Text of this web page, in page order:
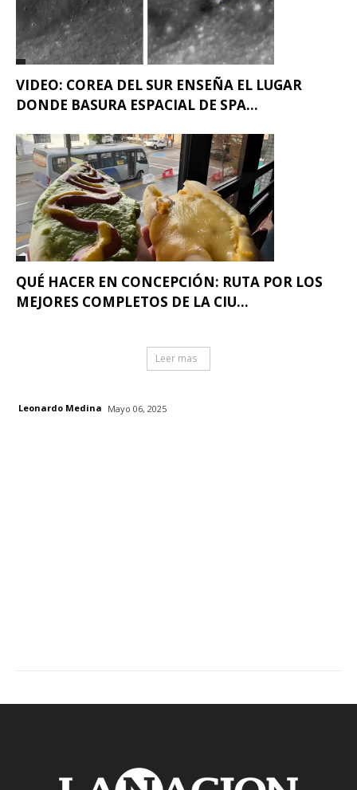
VIDEO: COREA DEL SUR ENSEÑA EL LUGAR
DONDE BASURA ESPACIAL DE SPA...
QUÉ HACER EN CONCEPCIÓN: RUTA POR LOS
MEJORES COMPLETOS DE LA CIU...
Leer mas
Leonardo Medina Mayo 06, 2025